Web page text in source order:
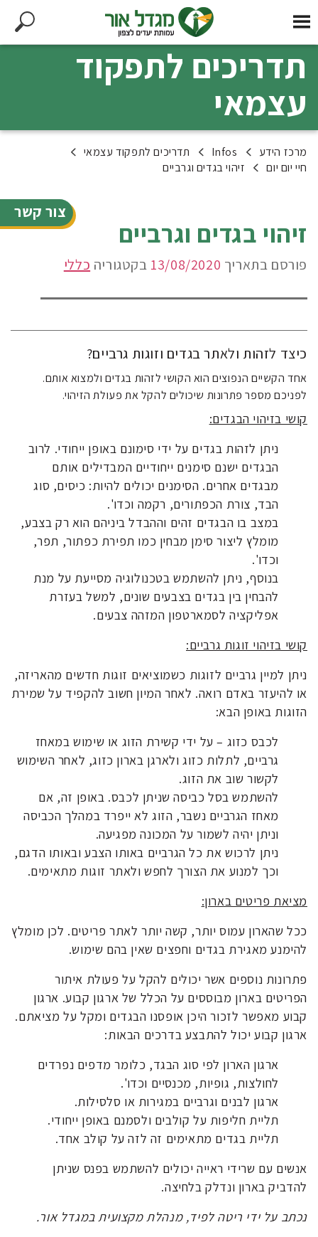
צור קשר
תדריכים לתפקוד
עצמאי
מרכז הידע Infos
תדריכים לתפקוד עצמאי
חיי יום יום
זיהוי בגדים וגרביים
זיהוי בגדים וגרביים
פורסם בתאריך 13/08/2020 בקטגוריה כללי
כיצד לזהות ולאתר בגדים וזוגות גרביים?
אחד הקשיים הנפוצים הוא הקושי לזהות בגדים ולמצוא אותם.
לפניכם מספר פתרונות שיכולים להקל את פעולת הזיהוי.
קושי בזיהוי הבגדים:
ניתן לזהות בגדים על ידי סימונם באופן ייחודי. לרוב
הבגדים ישנם סימנים ייחודיים המבדילים אותם
מבגדים אחרים. הסימנים יכולים להיות: כיסים, סוג
הבד, צורת הכפתורים, רקמה וכדו'.
במצב בו הבגדים זהים וההבדל ביניהם הוא רק בצבע,
מומלץ ליצור סימן מבחין כמו תפירת כפתור, תפר,
וכדו'.
בנוסף, ניתן להשתמש בטכנולוגיה מסייעת על מנת
להבחין בין בגדים בצבעים שונים, למשל בעזרת
אפליקציה לסמארטפון המזהה צבעים.
קושי בזיהוי זוגות גרביים:
ניתן למיין גרביים לזוגות כשמוציאים זוגות חדשים מהאריזה,
או להיעזר באדם רואה. לאחר המיון חשוב להקפיד על שמירת
הזוגות באופן הבא:
לכבס כזוג – על ידי קשירת הזוג או שימוש במאחז
גרביים, לתלות כזוג ולארגן בארון כזוג, לאחר השימוש
לקשור שוב את הזוג.
להשתמש בסל כביסה שניתן לכבס. באופן זה, אם
מאחז הגרביים נשבר, הזוג לא ייפרד במהלך הכביסה
וניתן יהיה לשמור על המכונה מפגיעה.
ניתן לרכוש את כל הגרביים באותו הצבע ובאותו הדגם,
וכך למנוע את הצורך לחפש ולאתר זוגות מתאימים.
מציאת פריטים בארון:
ככל שהארון עמוס יותר, קשה יותר לאתר פריטים. לכן מומלץ
להימנע מאגירת בגדים וחפצים שאין בהם שימוש.
פתרונות נוספים אשר יכולים להקל על פעולת איתור
הפריטים בארון מבוססים על הכלל של ארגון קבוע. ארגון
קבוע מאפשר לזכור היכן אופסנו הבגדים ומקל על מציאתם.
ארגון קבוע יכול להתבצע בדרכים הבאות:
ארגון הארון לפי סוג הבגד, כלומר מדפים נפרדים
לחולצות, גופיות, מכנסיים וכדו'.
ארגון לבנים וגרביים במגירות או סלסילות.
תליית חליפות על קולבים ולסמנם באופן ייחודי.
תליית בגדים מתאימים זה לזה על קולב אחד.
אנשים עם שרידי ראייה יכולים להשתמש בפנס שניתן
להדביק בארון ונדלק בלחיצה.
נכתב על ידי ריטה לפיד, מנהלת מקצועית במגדל אור.